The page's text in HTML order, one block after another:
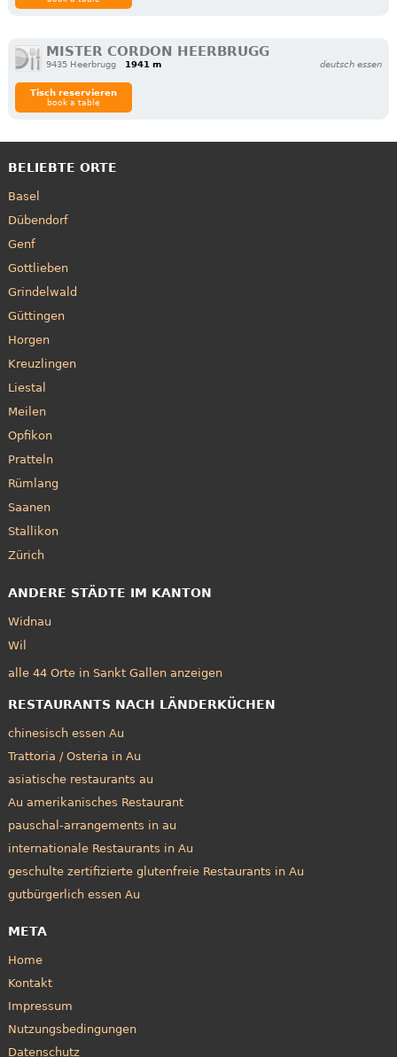
MISTER CORDON HEERBRUGG
9435 Heerbrugg 1941 m deutsch essen
Tisch reservieren
book a table
BELIEBTE ORTE
Basel
Dübendorf
Genf
Gottlieben
Grindelwald
Güttingen
Horgen
Kreuzlingen
Liestal
Meilen
Opfikon
Pratteln
Rümlang
Saanen
Stallikon
Zürich
ANDERE STÄDTE IM KANTON
Widnau
Wil
alle 44 Orte in Sankt Gallen anzeigen
RESTAURANTS NACH LÄNDERKÜCHEN
chinesisch essen Au
Trattoria / Osteria in Au
asiatische restaurants au
Au amerikanisches Restaurant
pauschal-arrangements in au
internationale Restaurants in Au
geschulte zertifizierte glutenfreie Restaurants in Au
gutbürgerlich essen Au
META
Home
Kontakt
Impressum
Nutzungsbedingungen
Datenschutz